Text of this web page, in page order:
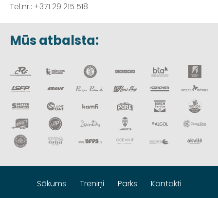
Tel.nr.: +371 29 215 518
Mūs atbalsta:
Sākums Treniņi Parks Kontakti